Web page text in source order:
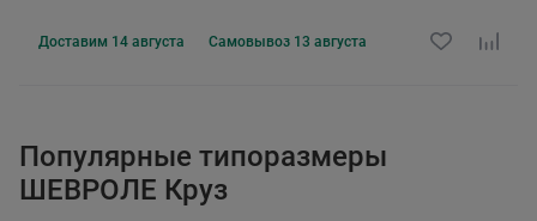
Доставим 14 августа Самовывоз 13 августа
Популярные типоразмеры
ШЕВРОЛЕ Круз